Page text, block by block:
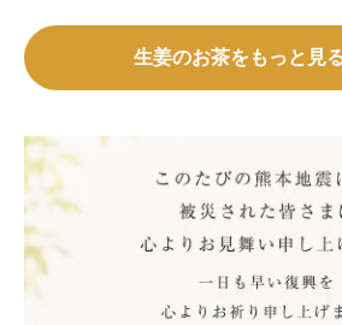
生姜のお茶をもっと見